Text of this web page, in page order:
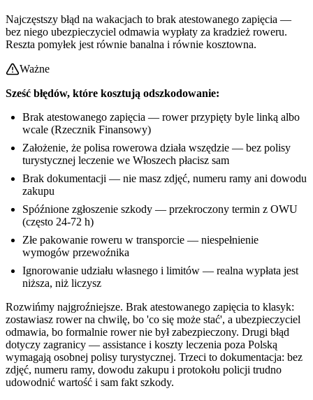
Najczęstszy błąd na wakacjach to brak atestowanego zapięcia —
bez niego ubezpieczyciel odmawia wypłaty za kradzież roweru.
Reszta pomyłek jest równie banalna i równie kosztowna.
Ważne
Sześć błędów, które kosztują odszkodowanie:
Brak atestowanego zapięcia — rower przypięty byle linką albo
wcale (Rzecznik Finansowy)
Założenie, że polisa rowerowa działa wszędzie — bez polisy
turystycznej leczenie we Włoszech płacisz sam
Brak dokumentacji — nie masz zdjęć, numeru ramy ani dowodu
zakupu
Spóźnione zgłoszenie szkody — przekroczony termin z OWU
(często 24-72 h)
Złe pakowanie roweru w transporcie — niespełnienie
wymogów przewoźnika
Ignorowanie udziału własnego i limitów — realna wypłata jest
niższa, niż liczysz
Rozwińmy najgroźniejsze. Brak atestowanego zapięcia to klasyk:
zostawiasz rower na chwilę, bo 'co się może stać', a ubezpieczyciel
odmawia, bo formalnie rower nie był zabezpieczony. Drugi błąd
dotyczy zagranicy — assistance i koszty leczenia poza Polską
wymagają osobnej polisy turystycznej. Trzeci to dokumentacja: bez
zdjęć, numeru ramy, dowodu zakupu i protokołu policji trudno
udowodnić wartość i sam fakt szkody.